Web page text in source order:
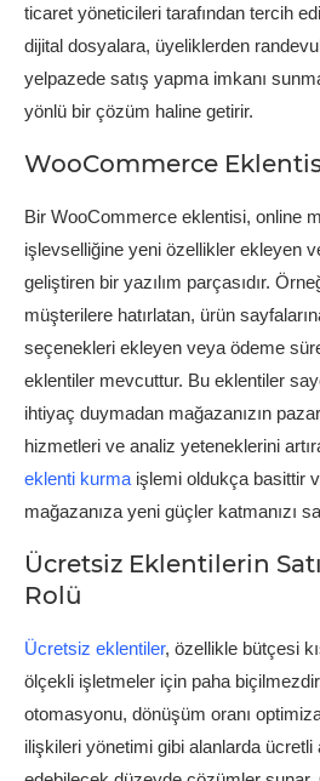
ticaret yöneticileri tarafından tercih
dijital dosyalara, üyeliklerden
yelpazede satış yapma imkanı
yönlü bir çözüm haline getirir.
WooCommerce
Bir WooCommerce eklentisi, online
işlevselliğine yeni özellikler ekleyen
geliştiren bir yazılım parçasıdır.
müşterilere hatırlatan, ürün
seçenekleri ekleyen veya ödeme
eklentiler mevcuttur. Bu eklentiler
ihtiyaç duymadan mağazanızın
hizmetleri ve analiz yeteneklerini
eklenti kurma işlemi oldukça basittir
mağazanıza yeni güçler katmanızı
Ücretsiz Eklentilerin
Rolü
Ücretsiz eklentiler, özellikle bütçesi
ölçekli işletmeler için paha
otomasyonu, dönüşüm oranı
ilişkileri yönetimi gibi alanlarda